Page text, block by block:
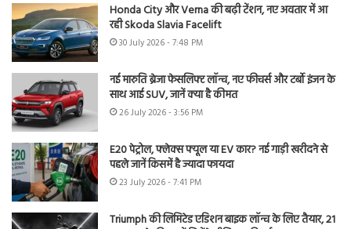
Honda City और Verna की बढ़ी टेंशन, नए अवतार में आ
रही Skoda Slavia Facelift
30 July 2026 - 7:48 PM
नई मारुति ब्रेजा फेसलिफ्ट लॉन्च, नए फीचर्स और टर्बो इंजन के
साथ आई SUV, जानें क्या है कीमत
26 July 2026 - 3:56 PM
E20 पेट्रोल, फ्लेक्स फ्यूल या EV कार? नई गाड़ी खरीदने से
पहले जानें किसमें है ज्यादा फायदा
23 July 2026 - 7:41 PM
Triumph की लिमिटेड एडिशन बाइक लॉन्च के लिए तैयार, 21